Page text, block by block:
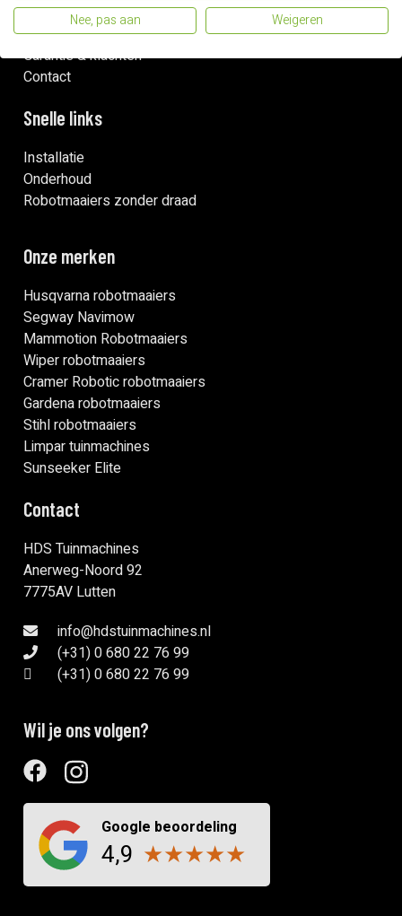
Betaalmethodes
Verzenden & retouren
Garantie & klachten
Contact
Snelle links
Installatie
Onderhoud
Robotmaaiers zonder draad
Onze merken
Husqvarna robotmaaiers
Segway Navimow
Mammotion Robotmaaiers
Wiper robotmaaiers
Cramer Robotic robotmaaiers
Gardena robotmaaiers
Stihl robotmaaiers
Limpar tuinmachines
Sunseeker Elite
Contact
HDS Tuinmachines
Anerweg-Noord 92
7775AV Lutten
info@hdstuinmachines.nl
(+31) 0 680 22 76 99
(+31) 0 680 22 76 99
Wil je ons volgen?
Google beoordeling
4,9 ★★★★★
Nee, pas aan
Weigeren